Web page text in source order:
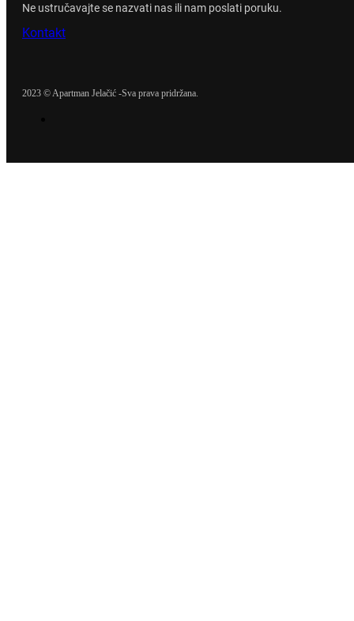
Ne ustručavajte se nazvati nas ili nam poslati poruku.
Kontakt
2023 © Apartman Jelačić -Sva prava pridržana.